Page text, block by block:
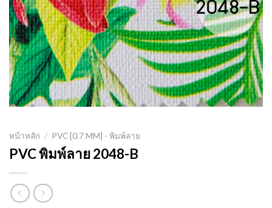
หน้าหลัก / PVC [0.7 MM] - พิมพ์ลาย
PVC พิมพ์ลาย 2048-B